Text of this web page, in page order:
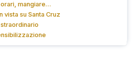
mangiare…
vista su Santa Cruz